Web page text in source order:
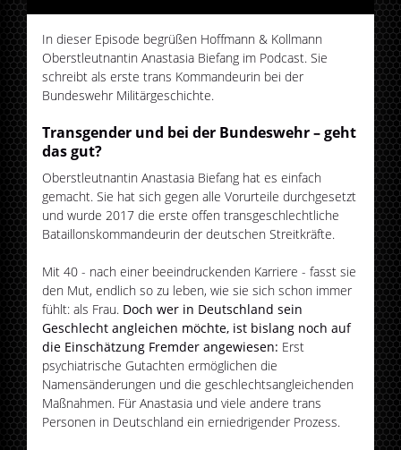
In dieser Episode begrüßen Hoffmann & Kollmann
Oberstleutnantin Anastasia Biefang im Podcast. Sie
schreibt als erste trans Kommandeurin bei der
Bundeswehr Militärgeschichte.
Transgender und bei der Bundeswehr – geht
das gut?
Oberstleutnantin Anastasia Biefang hat es einfach
gemacht. Sie hat sich gegen alle Vorurteile durchgesetzt
und wurde 2017 die erste offen transgeschlechtliche
Bataillonskommandeurin der deutschen Streitkräfte.
Mit 40 - nach einer beeindruckenden Karriere - fasst sie
den Mut, endlich so zu leben, wie sie sich schon immer
fühlt: als Frau. Doch wer in Deutschland sein
Geschlecht angleichen möchte, ist bislang noch auf
die Einschätzung Fremder angewiesen: Erst
psychiatrische Gutachten ermöglichen die
Namensänderungen und die geschlechtsangleichenden
Maßnahmen. Für Anastasia und viele andere trans
Personen in Deutschland ein erniedrigender Prozess.